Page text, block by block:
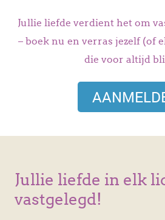
Jullie liefde verdient het om
– boek nu en verras jezelf (of
die voor altijd
Jullie liefde in elk
vastgelegd!